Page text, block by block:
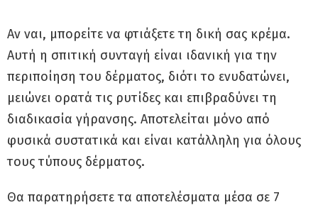
Αν ναι, μπορείτε να φτιάξετε τη δική σας κρέμα.
Αυτή η σπιτική συνταγή είναι ιδανική για την
περιποίηση του δέρματος, διότι το ενυδατώνει,
μειώνει ορατά τις ρυτίδες και επιβραδύνει τη
διαδικασία γήρανσης. Αποτελείται μόνο από
φυσικά συστατικά και είναι κατάλληλη για όλους
τους τύπους δέρματος.
Θα παρατηρήσετε τα αποτελέσματα μέσα σε 7